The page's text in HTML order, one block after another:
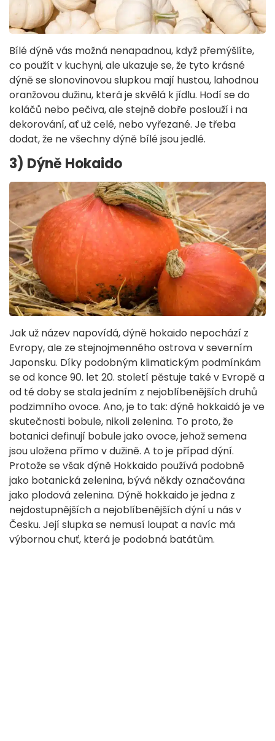
Bílé dýně vás možná nenapadnou, když přemýšlíte,
co použít v kuchyni, ale ukazuje se, že tyto krásné
dýně se slonovinovou slupkou mají hustou, lahodnou
oranžovou dužinu, která je skvělá k jídlu. Hodí se do
koláčů nebo pečiva, ale stejně dobře poslouží i na
dekorování, ať už celé, nebo vyřezané. Je třeba
dodat, že ne všechny dýně bílé jsou jedlé.
3) Dýně Hokaido
Jak už název napovídá, dýně hokaido nepochází z
Evropy, ale ze stejnojmenného ostrova v severním
Japonsku. Díky podobným klimatickým podmínkám
se od konce 90. let 20. století pěstuje také v Evropě a
od té doby se stala jedním z nejoblíbenějších druhů
podzimního ovoce. Ano, je to tak: dýně hokkaidó je ve
skutečnosti bobule, nikoli zelenina. To proto, že
botanici definují bobule jako ovoce, jehož semena
jsou uložena přímo v dužině. A to je případ dýní.
Protože se však dýně Hokkaido používá podobně
jako botanická zelenina, bývá někdy označována
jako plodová zelenina. Dýně hokkaido je jedna z
nejdostupnějších a nejoblíbenějších dýní u nás v
Česku. Její slupka se nemusí loupat a navíc má
výbornou chuť, která je podobná batátům.